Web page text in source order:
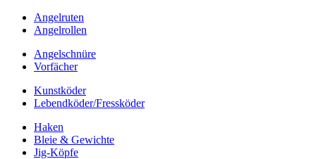
Angelruten
Angelrollen
Angelschnüre
Vorfächer
Kunstköder
Lebendköder/Fressköder
Haken
Bleie & Gewichte
Jig-Köpfe